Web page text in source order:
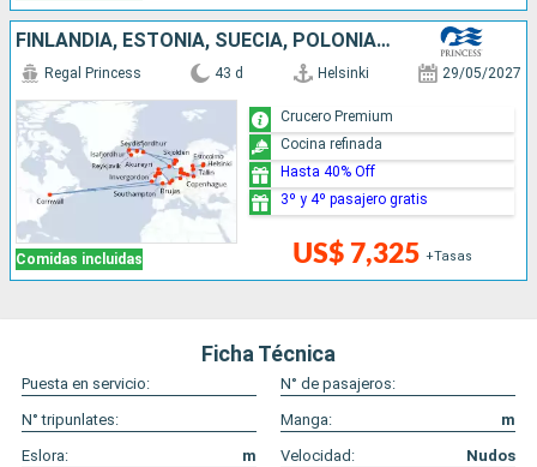
FINLANDIA, ESTONIA, SUECIA, POLONIA, DINAMARCA, NORUEGA, ISLANDIA, REINO UNIDO, CANADÁ, IRLANDA, BÉLGICA, PAISES BAJOS, ALEMANIA
Comidas incluidas
Regal Princess 43 d Helsinki 29/05/2027
US$ 7,325 +Tasas
Crucero Premium
Cocina refinada
Hasta 40% Off
3º y 4º pasajero gratis
Ficha Técnica
Puesta en servicio:
N° de pasajeros:
N° tripunlates:
Manga:
m
Eslora:
m Velocidad: Nudos